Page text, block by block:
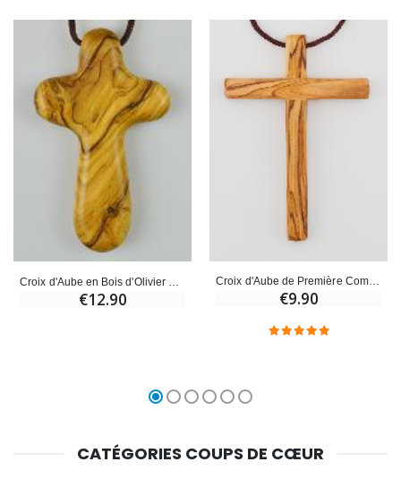
€12.90
Croix d'Aube de Première Communion en Bois d'Olivier 10 cm
€9.90
CATÉGORIES COUPS DE CŒUR